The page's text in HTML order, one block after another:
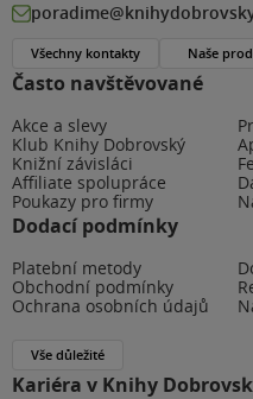
Často navštěvované
Akce a slevy
Klub Knihy Dobrovský
Knižní závisláci
Affiliate spolupráce
Poukazy pro firmy
Dodací podmínky
Platební metody
Obchodní podmínky
Ochrana osobních údajů
Vše důležité
Kariéra v Knihy
Všechny kontakty Naše